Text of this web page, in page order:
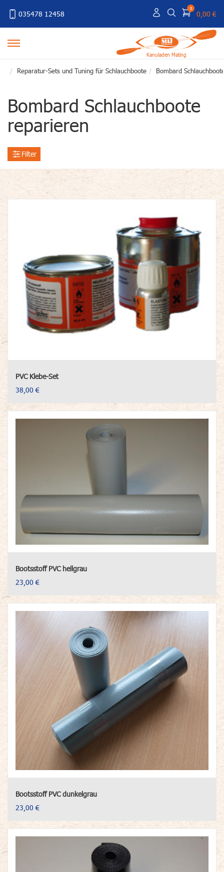
035478 12458
0
0,00 €
Kanuladen Mating
Reparatur-Sets und Tuning für Schlauchboote Bombard
Bombard Schlauchboote
reparieren
Filter
PVC Klebe-Set
38,00 €
Bootsstoff PVC hellgrau
23,00 €
Bootsstoff PVC dunkelgrau
23,00 €